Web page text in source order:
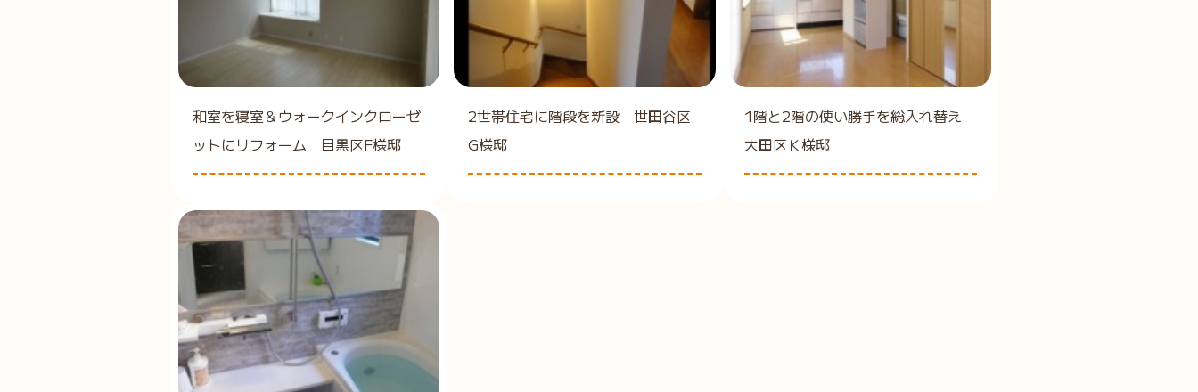
和室を寝室＆ウォークインクローゼ
ットにリフォーム 目黒区F様邸
2世帯住宅に階段を新設 世田谷区
G様邸
1階と2階の使い勝手を総入れ替え
大田区Ｋ様邸